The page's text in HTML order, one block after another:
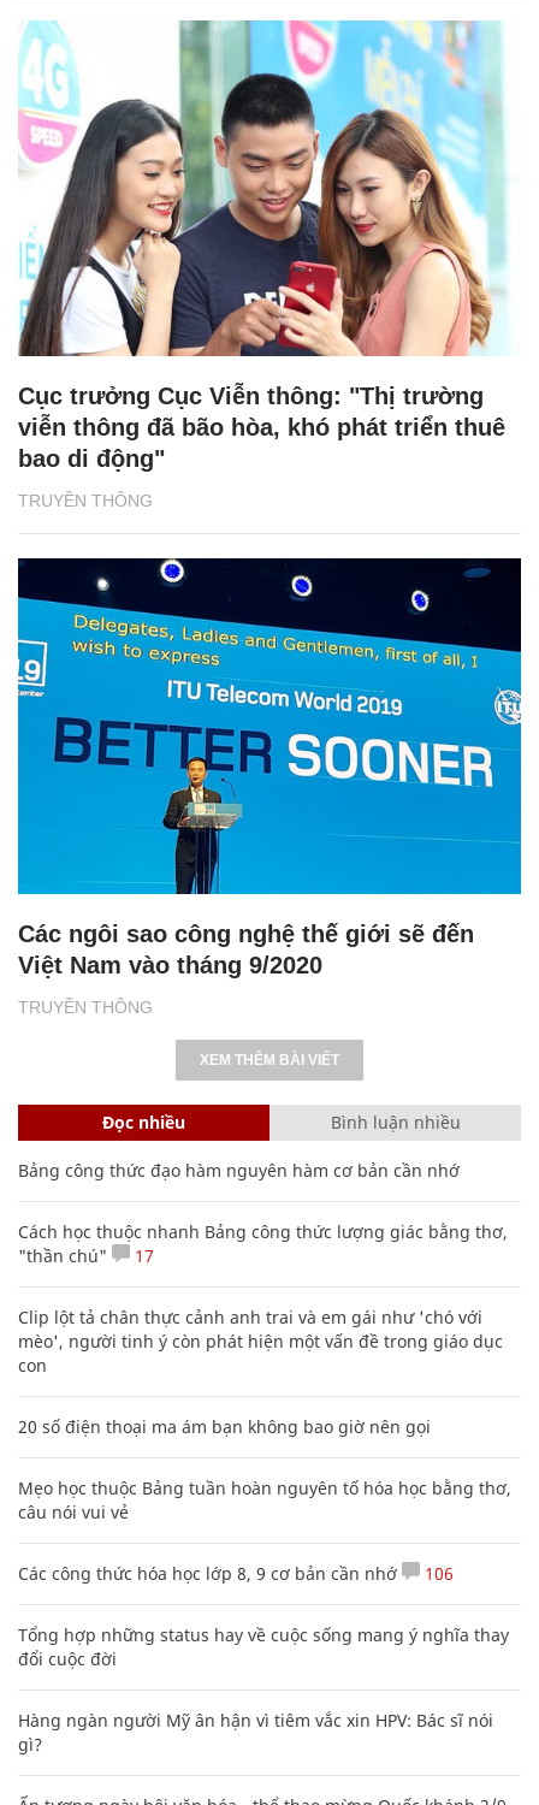
TRUYỀN THÔNG
Cục trưởng Cục Viễn thông: "Thị trường
viễn thông đã bão hòa, khó phát triển thuê
bao di động"
TRUYỀN THÔNG
Các ngôi sao công nghệ thế giới sẽ đến
Việt Nam vào tháng 9/2020
XEM THÊM BÀI VIẾT
Đọc nhiều Bình luận nhiều
Bảng công thức đạo hàm nguyên hàm cơ bản cần nhớ
Cách học thuộc nhanh Bảng công thức lượng giác bằng thơ,
"thần chú"
17
Clip lột tả chân thực cảnh anh trai và em gái như 'chó với
mèo', người tinh ý còn phát hiện một vấn đề trong giáo dục
con
20 số điện thoại ma ám bạn không bao giờ nên gọi
Mẹo học thuộc Bảng tuần hoàn nguyên tố hóa học bằng thơ,
câu nói vui vẻ
Các công thức hóa học lớp 8, 9 cơ bản cần nhớ 106
Tổng hợp những status hay về cuộc sống mang ý nghĩa thay
đổi cuộc đời
Hàng ngàn người Mỹ ân hận vì tiêm vắc xin HPV: Bác sĩ nói
gì?